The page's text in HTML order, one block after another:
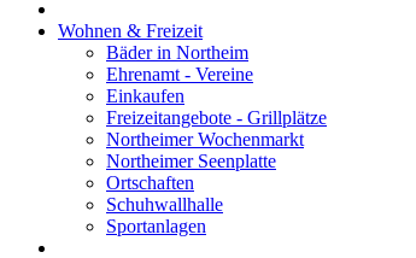
Wohnen & Freizeit
Bäder in Northeim
Ehrenamt - Vereine
Einkaufen
Freizeitangebote - Grillplätze
Northeimer Wochenmarkt
Northeimer Seenplatte
Ortschaften
Schuhwallhalle
Sportanlagen